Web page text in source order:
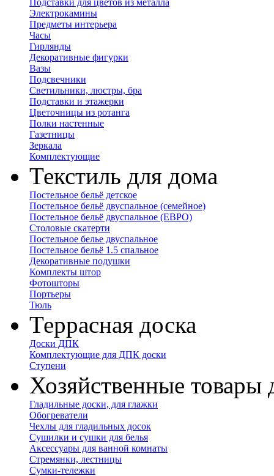
Подставки для цветов из металла
Электрокамины
Предметы интерьера
Часы
Гирлянды
Декоративные фигурки
Вазы
Подсвечники
Светильники, люстры, бра
Подставки и этажерки
Цветочницы из ротанга
Полки настенные
Газетницы
Зеркала
Комплектующие
Текстиль для дома
Постельное бельё детское
Постельное бельё двуспальное (семейное)
Постельное бельё двуспальное (ЕВРО)
Столовые скатерти
Постельное белье двуспальное
Постельное бельё 1.5 спальное
Декоративные подушки
Комплекты штор
Фотошторы
Портьеры
Тюль
Террасная доска
Доски ДПК
Комплектующие для ДПК доски
Ступени
Хозяйственные товары
Гладильные доски, для глажки
Обогреватели
Чехлы для гладильных досок
Сушилки и сушки для белья
Аксессуары для ванной комнаты
Стремянки, лестницы
Сумки-тележки